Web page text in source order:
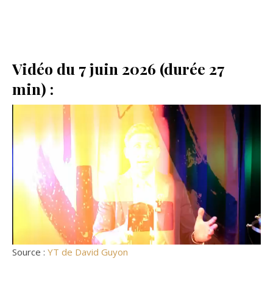
Vidéo du 7 juin 2026 (durée 27
min) :
Source : YT de David Guyon